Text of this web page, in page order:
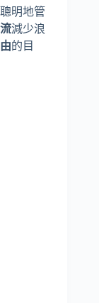
明地管
減少浪
的目